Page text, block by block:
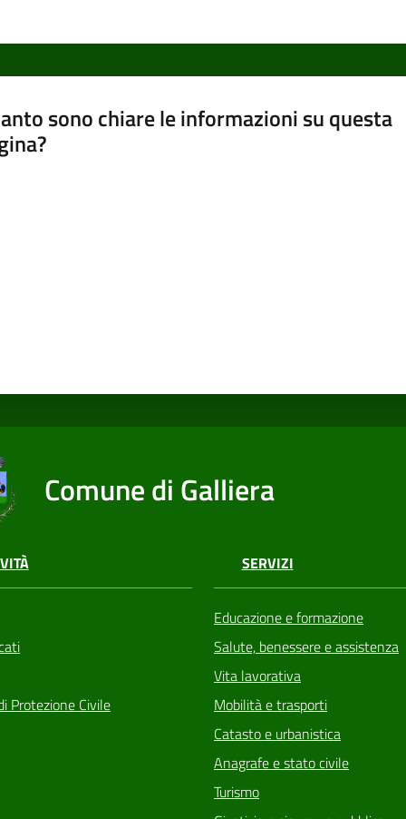
sono chiare le informazioni su questa
Comune di Galliera
Protezione Civile
SERVIZI
Educazione e formazione
Salute, benessere e assistenza
Vita lavorativa
Mobilità e trasporti
Catasto e urbanistica
Anagrafe e stato civile
Turismo